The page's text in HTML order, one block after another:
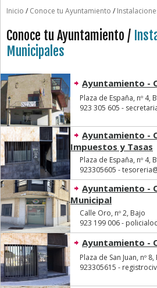
Inicio / Conoce tu Ayuntamiento /
Conoce tu Ayuntamiento /
Municipales
Ayuntamiento -
Plaza de España, nº 4,
923 305 605 -
Ayuntamiento -
Impuestos y Tasas
Plaza de España, nº 4,
923305605 -
Ayuntamiento -
Municipal
Calle Oro, nº 2, Bajo
923 199 006 -
Ayuntamiento -
Plaza de San Juan, nº 8,
923305615 -